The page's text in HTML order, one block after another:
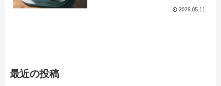
2026.05.11
最近の投稿